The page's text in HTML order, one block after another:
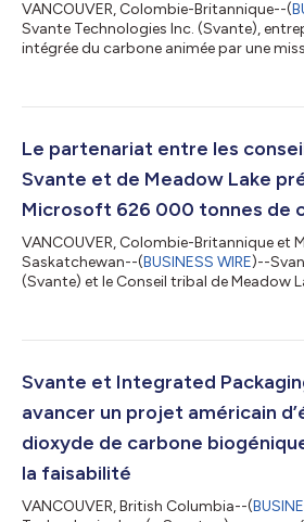
VANCOUVER, Colombie-Britannique--(
Svante Technologies Inc. (Svante),
intégrée du carbone animée par une
Fast Company, l’une des distinctions
climatiques et de développement
récompense la plateforme de fil...
Le partenariat entre les
Svante et de Meadow Lake
Microsoft 626 000 tonnes de
VANCOUVER, Colombie-Britannique et
Saskatchewan--(BUSINESS WIRE)--
(Svante) et le Conseil tribal de Meadow
626 000 tonnes de crédits d'élimination
ans. Ces crédits proviennent du projet
capture et stockage du carbone
Svante et Integrated
avancer un projet américain
dioxyde de carbone
la faisabilité
VANCOUVER, British Columbia--(